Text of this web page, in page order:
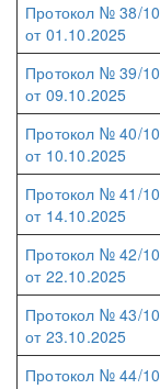
Протокол № 38/10
от 01.10.2025
Протокол № 39/10
от 09.10.2025
Протокол № 40/10
от 10.10.2025
Протокол № 41/10
от 14.10.2025
Протокол № 42/10
от 22.10.2025
Протокол № 43/10
от 23.10.2025
Протокол № 44/10